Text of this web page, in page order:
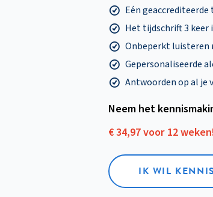
Eén
Het tijdschrift 3 keer
Onbeperkt luisteren
Gepersonaliseerde
Antwoorden op al je
Neem het
€ 34,97 voor 12
IK WIL